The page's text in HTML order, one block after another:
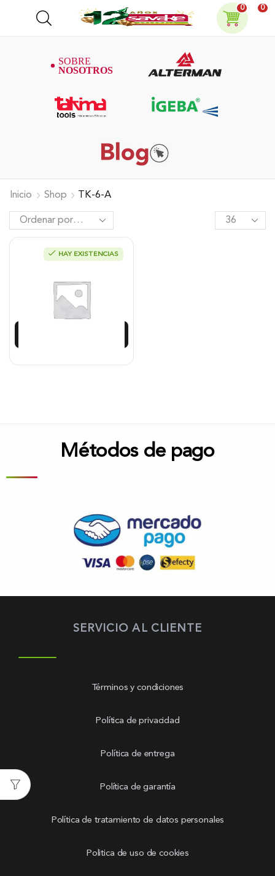
0 0
Inicio Shop TK-6-A
HAY EXISTENCIAS
Punta De Corte 4 Cuchillas Acople
$55.251
Métodos de pago
SERVICIO AL CLIENTE
Términos y condiciones
Política de privacidad
Política de entrega
Política de garantía
Política de tratamiento de datos personales
Politica de uso de cookies